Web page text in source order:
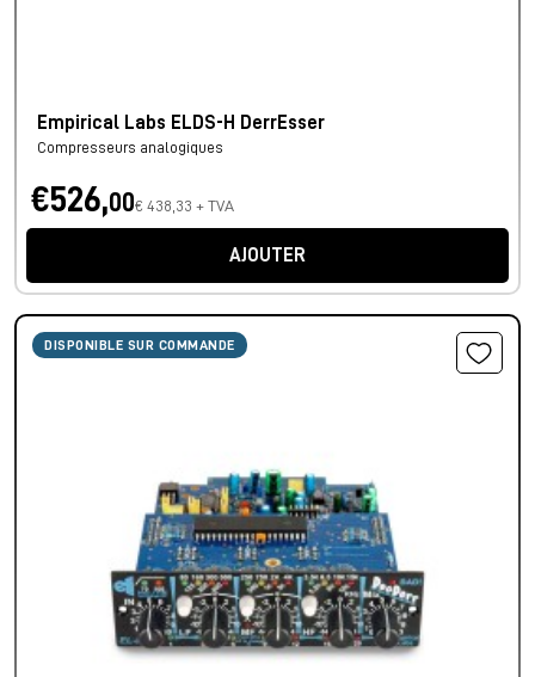
Empirical Labs ELDS-H DerrEsser
Compresseurs analogiques
€526,00€ 438,33 + TVA
AJOUTER
DISPONIBLE SUR COMMANDE